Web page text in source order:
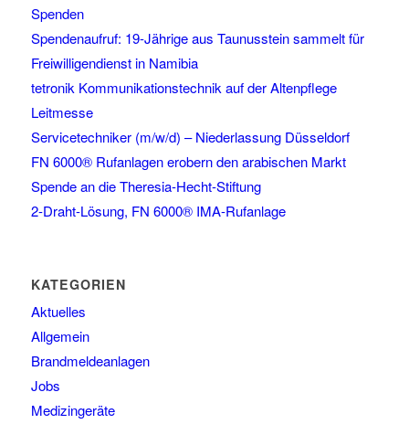
Spenden
Spendenaufruf: 19-Jährige aus Taunusstein sammelt für
Freiwilligendienst in Namibia
tetronik Kommunikationstechnik auf der Altenpflege
Leitmesse
Servicetechniker (m/w/d) – Niederlassung Düsseldorf
FN 6000® Rufanlagen erobern den arabischen Markt
Spende an die Theresia-Hecht-Stiftung
2-Draht-Lösung, FN 6000® IMA-Rufanlage
KATEGORIEN
Aktuelles
Allgemein
Brandmeldeanlagen
Jobs
Medizingeräte